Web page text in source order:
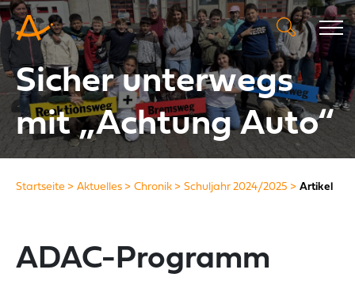
Sicher unterwegs
mit „Achtung Auto“
Startseite Aktuelles Chronik Schuljahr 2024/2025 Artikel
ADAC-Programm